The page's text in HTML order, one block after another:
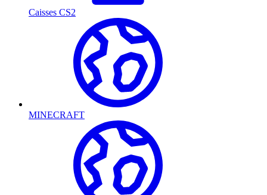
Caisses CS2
MINECRAFT